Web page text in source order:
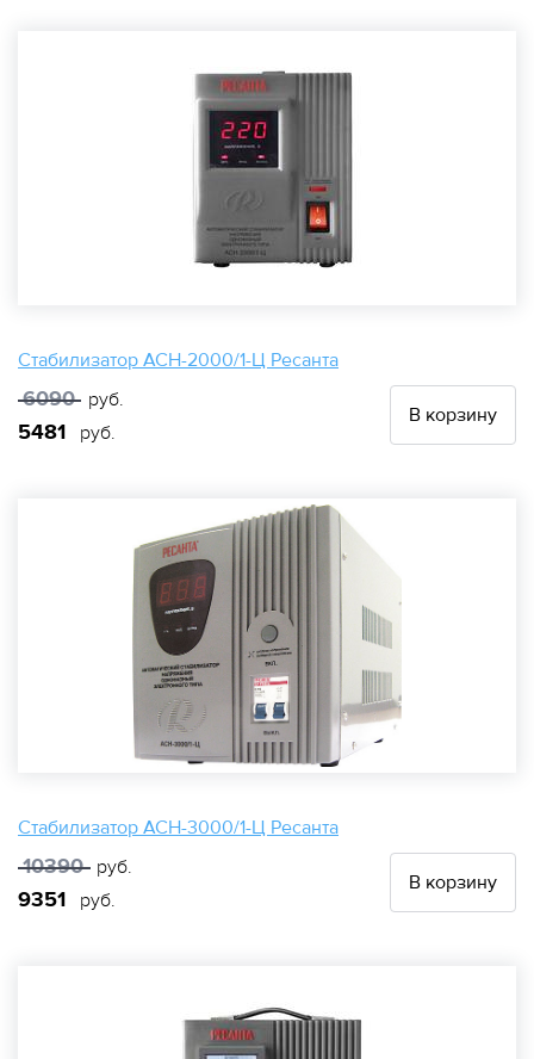
Стабилизатор АСН-2000/1-Ц Ресанта
6090 руб.
5481 руб.
В корзину
Стабилизатор АСН-3000/1-Ц Ресанта
10390 руб.
9351 руб.
В корзину